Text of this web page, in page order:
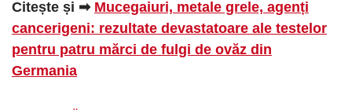
Citește și ➡ Mucegaiuri, metale grele, agenți
cancerigeni: rezultate devastatoare ale testelor
pentru patru mărci de fulgi de ovăz din
Germania